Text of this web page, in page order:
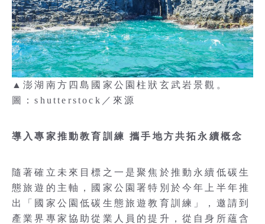
▲澎湖南方四島國家公園柱狀玄武岩景觀。
圖：shutterstock／來源
導入專家推動教育訓練 攜手地方共拓永續概念
隨著確立未來目標之一是聚焦於推動永續低碳生
態旅遊的主軸，國家公園署特別於今年上半年推
出「國家公園低碳生態旅遊教育訓練」，邀請到
產業界專家協助從業人員的提升，從自身所蘊含